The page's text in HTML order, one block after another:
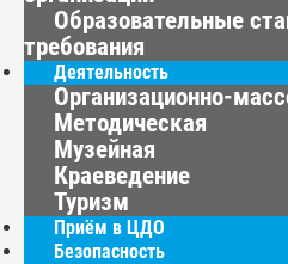
Образовательные
требования
Деятельность
Организационно-
Методическая
Музейная
Краеведение
Туризм
Приём в ЦДО
Безопасность